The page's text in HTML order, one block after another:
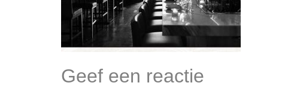
Geef een reactie